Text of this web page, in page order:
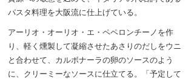
パスタ料理を大阪流に仕上げている。
アーリオ・オーリオ・エ・ペペロンチーノを作
り、軽く燻製して凝縮させたあさりのだしをウニ
と合わせて、カルボナーラの卵のソースのよう
に、クリーミーなソースに仕立てる。「予定して